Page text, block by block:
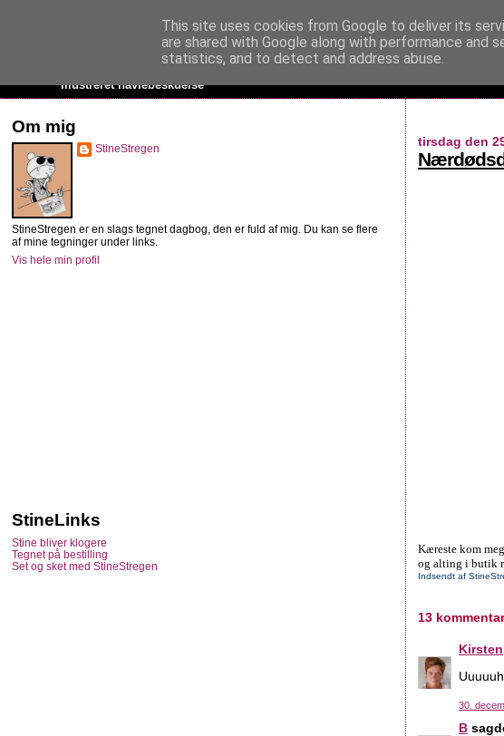
StineStregen
Illustreret navlebeskuelse
tirsdag den
Kæreste kom
og alting i butik
Indsendt af
13
Kirsten
30.
B
Om mig
StineStregen
StineStregen er en slags tegnet dagbog, den er fuld af mig. Du kan se flere
af mine tegninger under links.
Vis hele min profil
StineLinks
Stine bliver klogere
Tegnet på bestilling
Set og sket med StineStregen
This site uses cookies from Google to deliver its
are shared with Google along with performance and
statistics, and to detect and address abuse.